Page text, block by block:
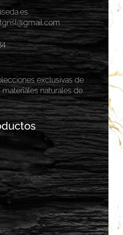
exclusivas de
naturales de